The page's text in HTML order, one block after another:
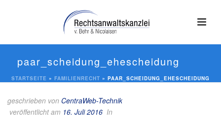
paar_scheidung_ehescheidung
STARTSEITE » FAMILIENRECHT » PAAR_SCHEIDUNG_EHESCHEIDUNG
geschrieben von CentraWeb-Technik
veröffentlicht am 16. Juli 2016 In